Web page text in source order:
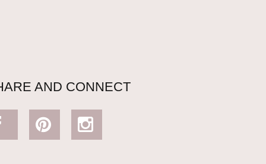
AND CONNECT